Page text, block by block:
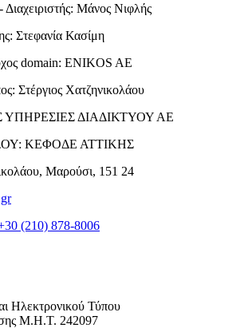
Μάνος Νιφλής
Στεφανία Κασίμη
domain: ENIKOS AE
Στέργιος Χατζηνικολάου
ΥΠΗΡΕΣΙΕΣ ΔΙΑΔΙΚΤΥΟΥ ΑΕ
ΚΕΦΟΔΕ ΑΤΤΙΚΗΣ
Μαρούσι, 151 24
(210) 878-8006
Ηλεκτρονικού Τύπου
Μ.Η.Τ. 242097